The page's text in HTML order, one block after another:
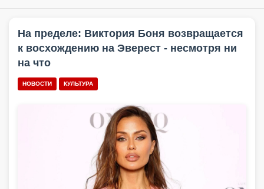
На пределе: Виктория Боня возвращается
к восхождению на Эверест - несмотря ни
на что
НОВОСТИ КУЛЬТУРА